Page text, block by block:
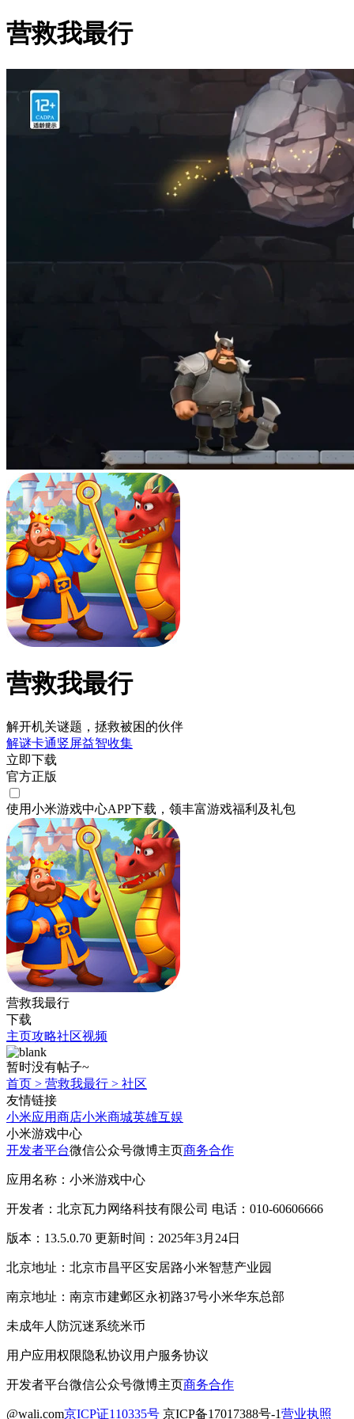
营救我最行
营救我最行
解开机关谜题，拯救被困的伙伴
解谜卡通竖屏益智收集
立即下载
官方正版
使用小米游戏中心APP下载 ，领丰富游戏福利 及礼包
营救我最行
下载
主页攻略社区视频
暂时没有帖子~
首页 > 营救我最行 > 社区
友情链接
小米应用商店小米商城英雄互娱
小米游戏中心
开发者平台微信公众号微博主页商务合作
应用名称：小米游戏中心
开发者：北京瓦力网络科技有限公司 电话：010-60606666
版本：13.5.0.70 更新时间：2025年3月24日
北京地址：北京市昌平区安居路小米智慧产业园
南京地址：南京市建邺区永初路37号小米华东总部
未成年人防沉迷系统米币
用户应用权限隐私协议用户服务协议
开发者平台微信公众号微博主页商务合作
@wali.com京ICP证110335号 京ICP备17017388号-1营业执照